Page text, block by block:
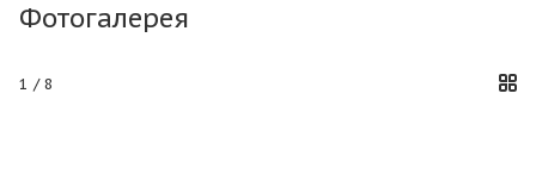
Фотогалерея
1 / 8